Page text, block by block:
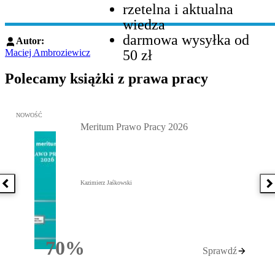
rzetelna i aktualna
wiedza
darmowa wysyłka od
50 zł
Autor:
Maciej Ambroziewicz
Polecamy książki z prawa pracy
Poprzednia książka
Przejdź do: Meritum Prawo Pracy 2026, Kazimierz Jaśkowski -
NOWOŚĆ
70%Rabatu
Meritum Prawo Pracy 2026
Kazimierz Jaśkowski
Sprawdź